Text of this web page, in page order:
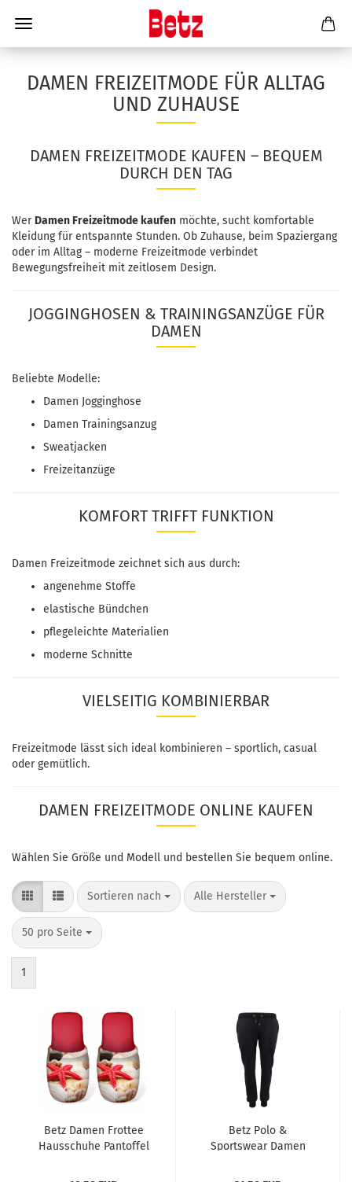
DAMEN FREIZEITMODE FÜR ALLTAG
UND ZUHAUSE
DAMEN FREIZEITMODE KAUFEN – BEQUEM
DURCH DEN TAG
Wer Damen Freizeitmode kaufen möchte, sucht komfortable
Kleidung für entspannte Stunden. Ob Zuhause, beim Spaziergang
oder im Alltag – moderne Freizeitmode verbindet
Bewegungsfreiheit mit zeitlosem Design.
JOGGINGHOSEN & TRAININGSANZÜGE FÜR
DAMEN
Beliebte Modelle:
Damen Jogginghose
Damen Trainingsanzug
Sweatjacken
Freizeitanzüge
KOMFORT TRIFFT FUNKTION
Damen Freizeitmode zeichnet sich aus durch:
angenehme Stoffe
elastische Bündchen
pflegeleichte Materialien
moderne Schnitte
VIELSEITIG KOMBINIERBAR
Freizeitmode lässt sich ideal kombinieren – sportlich, casual
oder gemütlich.
DAMEN FREIZEITMODE ONLINE KAUFEN
Wählen Sie Größe und Modell und bestellen Sie bequem online.
Sortieren nach Alle Hersteller
50 pro Seite
1
Betz Damen Frottee
Hausschuhe Pantoffel
Betz Polo &
Sportswear Damen